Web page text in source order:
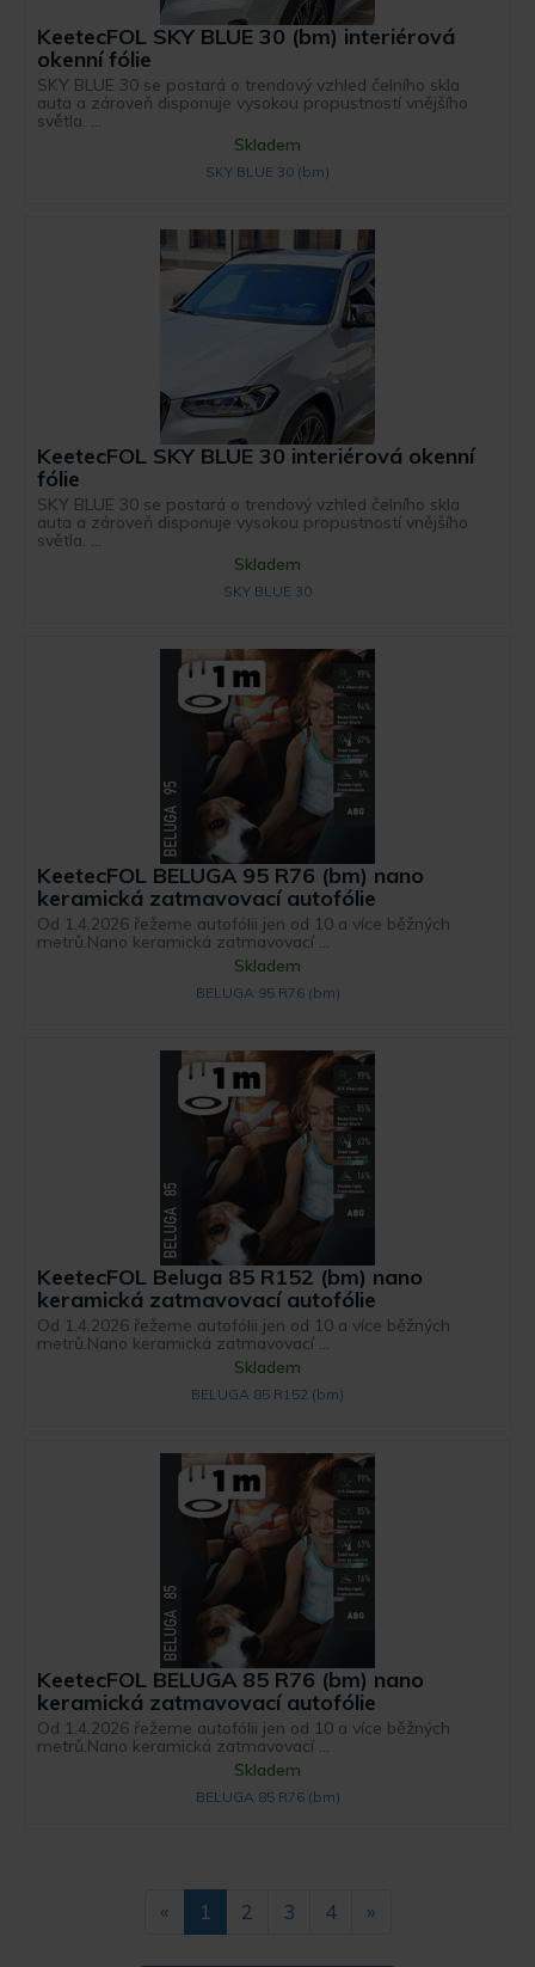
KeetecFOL SKY BLUE 30 (bm) interiérová
okenní fólie
SKY BLUE 30 se postará o trendový vzhled čelního skla
auta a zároveň disponuje vysokou propustností vnějšího
světla. ...
Skladem
SKY BLUE 30 (bm)
KeetecFOL SKY BLUE 30 interiérová okenní
fólie
SKY BLUE 30 se postará o trendový vzhled čelního skla
auta a zároveň disponuje vysokou propustností vnějšího
světla. ...
Skladem
SKY BLUE 30
KeetecFOL BELUGA 95 R76 (bm) nano
keramická zatmavovací autofólie
Od 1.4.2026 řežeme autofólii jen od 10 a více běžných
metrů.Nano keramická zatmavovací ...
Skladem
BELUGA 95 R76 (bm)
KeetecFOL Beluga 85 R152 (bm) nano
keramická zatmavovací autofólie
Od 1.4.2026 řežeme autofólii jen od 10 a více běžných
metrů.Nano keramická zatmavovací ...
Skladem
BELUGA 85 R152 (bm)
KeetecFOL BELUGA 85 R76 (bm) nano
keramická zatmavovací autofólie
Od 1.4.2026 řežeme autofólii jen od 10 a více běžných
metrů.Nano keramická zatmavovací ...
Skladem
BELUGA 85 R76 (bm)
« 1 2 3 4 »